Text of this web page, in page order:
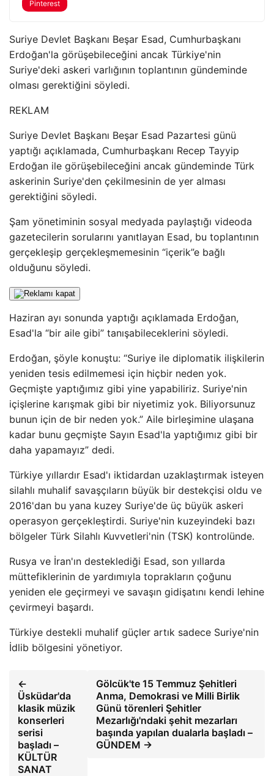
Pinterest
Suriye Devlet Başkanı Beşar Esad, Cumhurbaşkanı
Erdoğan'la görüşebileceğini ancak Türkiye'nin
Suriye'deki askeri varlığının toplantının gündeminde
olması gerektiğini söyledi.
REKLAM
Suriye Devlet Başkanı Beşar Esad Pazartesi günü
yaptığı açıklamada, Cumhurbaşkanı Recep Tayyip
Erdoğan ile görüşebileceğini ancak gündeminde Türk
askerinin Suriye'den çekilmesinin de yer alması
gerektiğini söyledi.
Şam yönetiminin sosyal medyada paylaştığı videoda
gazetecilerin sorularını yanıtlayan Esad, bu toplantının
gerçekleşip gerçekleşmemesinin “içerik”e bağlı
olduğunu söyledi.
Haziran ayı sonunda yaptığı açıklamada Erdoğan,
Esad'la “bir aile gibi” tanışabileceklerini söyledi.
Erdoğan, şöyle konuştu: “Suriye ile diplomatik ilişkilerin
yeniden tesis edilmemesi için hiçbir neden yok.
Geçmişte yaptığımız gibi yine yapabiliriz. Suriye'nin
içişlerine karışmak gibi bir niyetimiz yok. Biliyorsunuz
bunun için de bir neden yok.” Aile birleşimine ulaşana
kadar bunu geçmişte Sayın Esad'la yaptığımız gibi bir
daha yapamayız” dedi.
Türkiye yıllardır Esad'ı iktidardan uzaklaştırmak isteyen
silahlı muhalif savaşçıların büyük bir destekçisi oldu ve
2016'dan bu yana kuzey Suriye'de üç büyük askeri
operasyon gerçekleştirdi. Suriye'nin kuzeyindeki bazı
bölgeler Türk Silahlı Kuvvetleri'nin (TSK) kontrolünde.
Rusya ve İran'ın desteklediği Esad, son yıllarda
müttefiklerinin de yardımıyla toprakların çoğunu
yeniden ele geçirmeyi ve savaşın gidişatını kendi lehine
çevirmeyi başardı.
Türkiye destekli muhalif güçler artık sadece Suriye'nin
İdlib bölgesini yönetiyor.
←
Üsküdar'da
klasik müzik
konserleri
serisi
başladı –
KÜLTÜR
SANAT
Gölcük'te 15 Temmuz Şehitleri
Anma, Demokrasi ve Milli Birlik
Günü törenleri Şehitler
Mezarlığı'ndaki şehit mezarları
başında yapılan dualarla başladı –
GÜNDEM →